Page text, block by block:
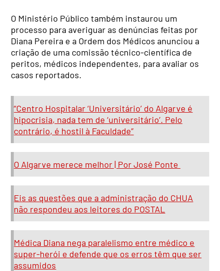
O Ministério Público também instaurou um
processo para averiguar as denúncias feitas por
Diana Pereira e a Ordem dos Médicos anunciou a
criação de uma comissão técnico-científica de
peritos, médicos independentes, para avaliar os
casos reportados.
“Centro Hospitalar ‘Universitário’ do Algarve é
hipocrisia, nada tem de ‘universitário’. Pelo
contrário, é hostil à Faculdade”
O Algarve merece melhor | Por José Ponte
Eis as questões que a administração do CHUA
não respondeu aos leitores do POSTAL
Médica Diana nega paralelismo entre médico e
super-herói e defende que os erros têm que ser
assumidos